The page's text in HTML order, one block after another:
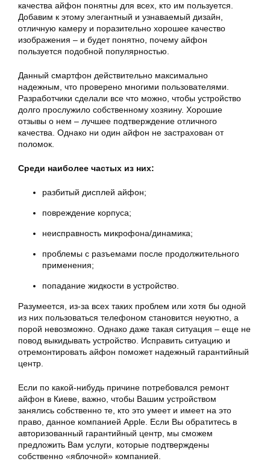
качества айфон понятны для всех, кто им пользуется.
Добавим к этому элегантный и узнаваемый дизайн,
отличную камеру и поразительно хорошее качество
изображения – и будет понятно, почему айфон
пользуется подобной популярностью.
Данный смартфон действительно максимально
надежным, что проверено многими пользователями.
Разработчики сделали все что можно, чтобы устройство
долго прослужило собственному хозяину. Хорошие
отзывы о нем – лучшее подтверждение отличного
качества. Однако ни один айфон не застрахован от
поломок.
Среди наиболее частых из них:
разбитый дисплей айфон;
повреждение корпуса;
неисправность микрофона/динамика;
проблемы с разъемами после продолжительного
применения;
попадание жидкости в устройство.
Разумеется, из-за всех таких проблем или хотя бы одной
из них пользоваться телефоном становится неуютно, а
порой невозможно. Однако даже такая ситуация – еще не
повод выкидывать устройство. Исправить ситуацию и
отремонтировать айфон поможет надежный гарантийный
центр.
Если по какой-нибудь причине потребовался ремонт
айфон в Киеве, важно, чтобы Вашим устройством
занялись собственно те, кто это умеет и имеет на это
право, данное компанией Apple. Если Вы обратитесь в
авторизованный гарантийный центр, мы сможем
предложить Вам услуги, которые подтверждены
собственно «яблочной» компанией.